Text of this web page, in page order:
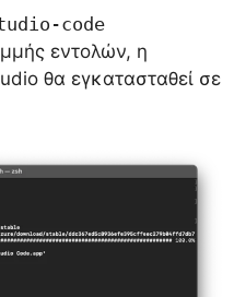
code
εντολών, η
θα εγκατασταθεί σε